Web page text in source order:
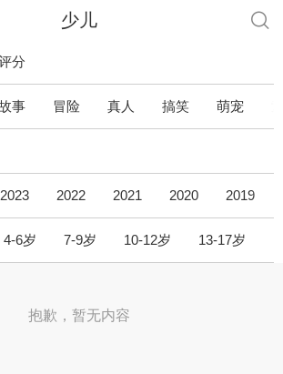
少儿
分
事 冒险 真人 搞笑 萌宠
2023 2022 2021 2020 2019
4-6岁 7-9岁 10-12岁 13-17岁
抱歉，暂无内容